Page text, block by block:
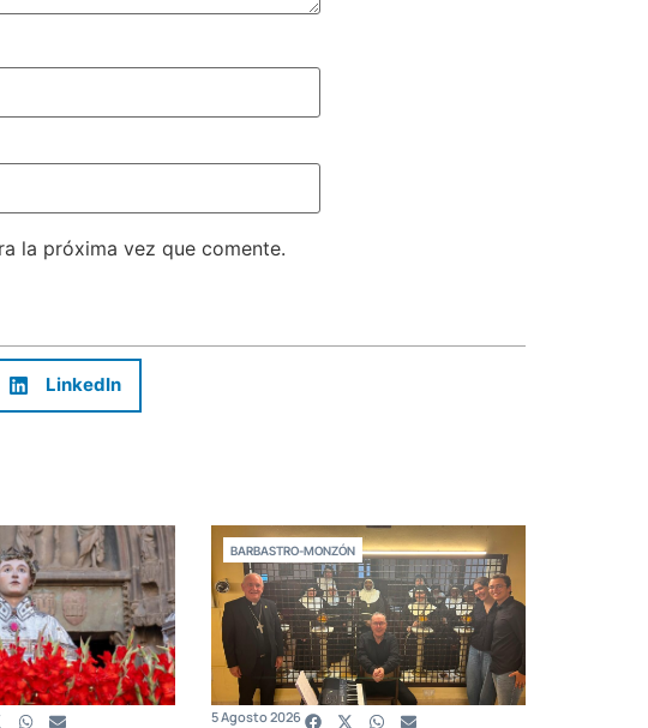
la próxima vez que comente.
LinkedIn
BARBASTRO-MONZÓN
5 Agosto 2026